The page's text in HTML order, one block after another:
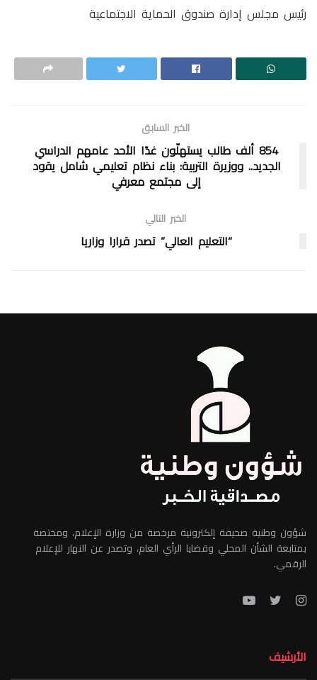
رئيس مجلس إدارة صندوق الحماية الاجتماعية
الخبر السابق
854 ألف طالب يستهلّون غدًا الأحد عامهم الدراسي
الجديد.. ووزيرة التربية: بناء نظام تعليمي شامل يقود
إلى مجتمع معرفي
الخبر التالي
“التعليم العالي” تصدر قرارا وزاريا
شؤون وطنية صحيفة إلكترونية مرخصة من وزارة الإعلام، ومختصة
بمتابعة الشأن المحلي وقضايا الرأي العام، وتصدر عن النهار للإعلام
الرقمي.
الأرشيف